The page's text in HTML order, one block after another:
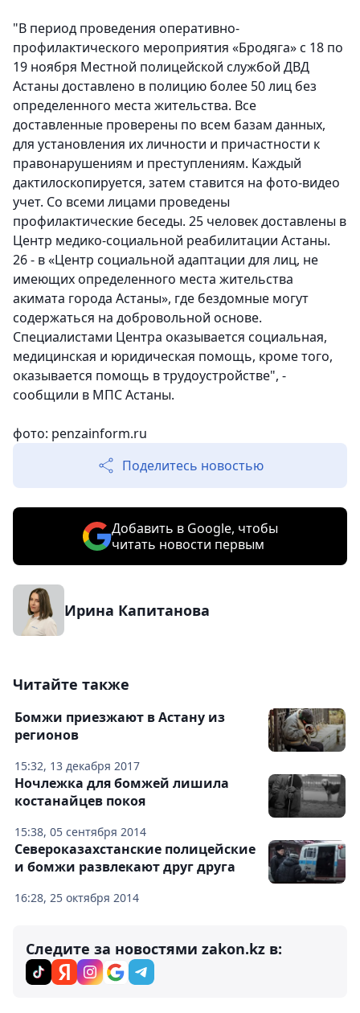
"В период проведения оперативно-
профилактического мероприятия «Бродяга» с 18 по
19 ноября Местной полицейской службой ДВД
Астаны доставлено в полицию более 50 лиц без
определенного места жительства. Все
доставленные проверены по всем базам данных,
для установления их личности и причастности к
правонарушениям и преступлениям. Каждый
дактилоскопируется, затем ставится на фото-видео
учет. Со всеми лицами проведены
профилактические беседы. 25 человек доставлены в
Центр медико-социальной реабилитации Астаны.
26 - в «Центр социальной адаптации для лиц, не
имеющих определенного места жительства
акимата города Астаны», где бездомные могут
содержаться на добровольной основе.
Специалистами Центра оказывается социальная,
медицинская и юридическая помощь, кроме того,
оказывается помощь в трудоустройстве", -
сообщили в МПС Астаны.
фото: penzainform.ru
Поделитесь новостью
Добавить в Google, чтобы
читать новости первым
Ирина Капитанова
Читайте также
15:32, 13 декабря 2017
Бомжи приезжают в Астану из
регионов
15:38, 05 сентября 2014
Ночлежка для бомжей лишила
костанайцев покоя
16:28, 25 октября 2014
Cевероказахстанские полицейские
и бомжи развлекают друг друга
Следите за новостями zakon.kz в: